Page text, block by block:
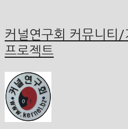
커널연구회 커뮤니티
프로젝트